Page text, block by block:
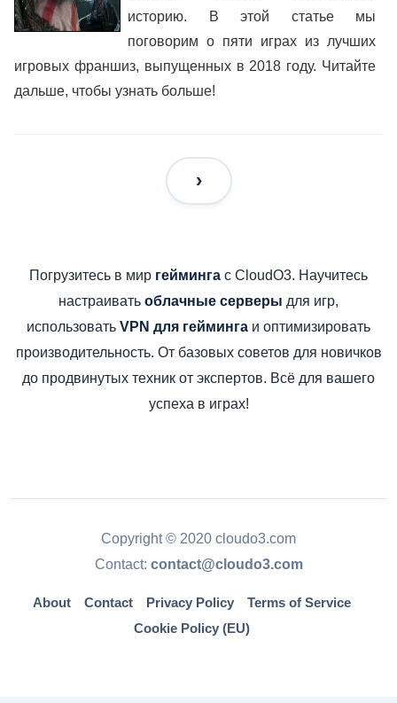
историю. В этой статье мы
поговорим о пяти играх из лучших
игровых франшиз, выпущенных в 2018 году. Читайте
дальше, чтобы узнать больше!
Погрузитесь в мир гейминга с CloudO3. Научитесь
настраивать облачные серверы для игр,
использовать VPN для гейминга и оптимизировать
производительность. От базовых советов для новичков
до продвинутых техник от экспертов. Всё для вашего
успеха в играх!
Copyright © 2020 cloudo3.com
Contact: contact@cloudo3.com
About Contact Privacy Policy
Terms of Service
Cookie Policy (EU)